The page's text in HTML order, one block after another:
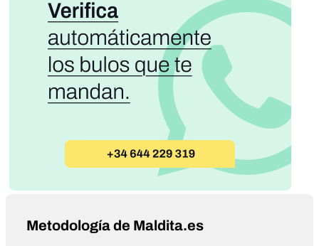
Metodología de Maldita.es